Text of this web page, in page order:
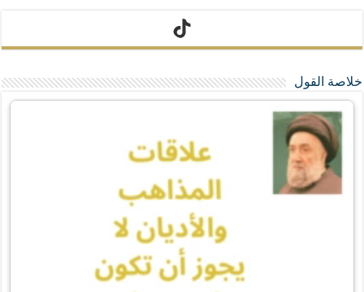
تيك توك
خلاصة القول